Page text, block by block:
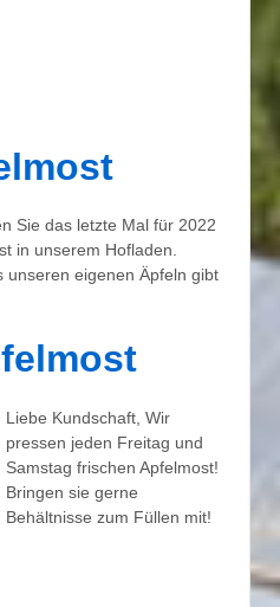
Sie das letzte Mal für 2022
in unserem Hofladen.
unseren eigenen Äpfeln gibt
Liebe Kundschaft, Wir
pressen jeden Freitag und
Samstag frischen Apfelmost!
Bringen sie gerne
Behältnisse zum Füllen mit!